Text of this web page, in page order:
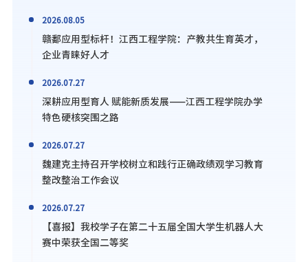
2026.08.05
赣鄱应用型标杆！江西工程学院：产教共生育英才，
企业青睐好人才
2026.07.27
深耕应用型育人 赋能新质发展——江西工程学院办学
特色硬核突围之路
2026.07.27
魏建克主持召开学校树立和践行正确政绩观学习教育
整改整治工作会议
2026.07.27
【喜报】我校学子在第二十五届全国大学生机器人大
赛中荣获全国二等奖